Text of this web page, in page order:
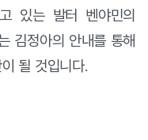
있는 발터 벤야민의
김정아의 안내를 통해
될 것입니다.